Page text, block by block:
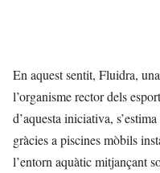
En aquest sentit, Fluidra,
l’organisme rector dels
d’aquesta iniciativa,
gràcies a piscines mòbils
l’entorn aquàtic mitjançant